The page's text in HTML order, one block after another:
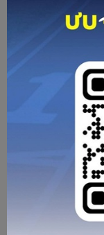
Cách bảo
tuổi thọ gấp 2
Hướng dẫn cách
áp suất, vệ sinh,
bền hơn gấp 2 - 3